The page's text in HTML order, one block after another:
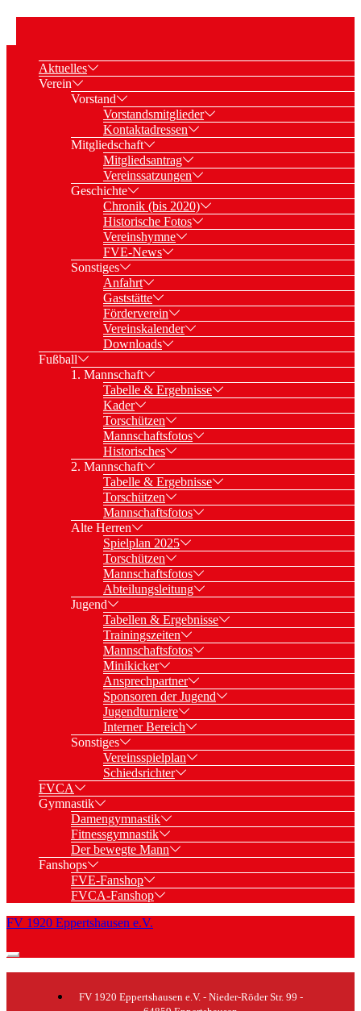
Aktuelles
Verein
Vorstand
Vorstandsmitglieder
Kontaktadressen
Mitgliedschaft
Mitgliedsantrag
Vereinssatzungen
Geschichte
Chronik (bis 2020)
Historische Fotos
Vereinshymne
FVE-News
Sonstiges
Anfahrt
Gaststätte
Förderverein
Vereinskalender
Downloads
Fußball
1. Mannschaft
Tabelle & Ergebnisse
Kader
Torschützen
Mannschaftsfotos
Historisches
2. Mannschaft
Tabelle & Ergebnisse
Torschützen
Mannschaftsfotos
Alte Herren
Spielplan 2025
Torschützen
Mannschaftsfotos
Abteilungsleitung
Jugend
Tabellen & Ergebnisse
Trainingszeiten
Mannschaftsfotos
Minikicker
Ansprechpartner
Sponsoren der Jugend
Jugendturniere
Interner Bereich
Sonstiges
Vereinsspielplan
Schiedsrichter
FVCA
Gymnastik
Damengymnastik
Fitnessgymnastik
Der bewegte Mann
Fanshops
FVE-Fanshop
FVCA-Fanshop
FV 1920 Eppertshausen e.V.
FV 1920 Eppertshausen e.V. - Nieder-Röder Str. 99 -